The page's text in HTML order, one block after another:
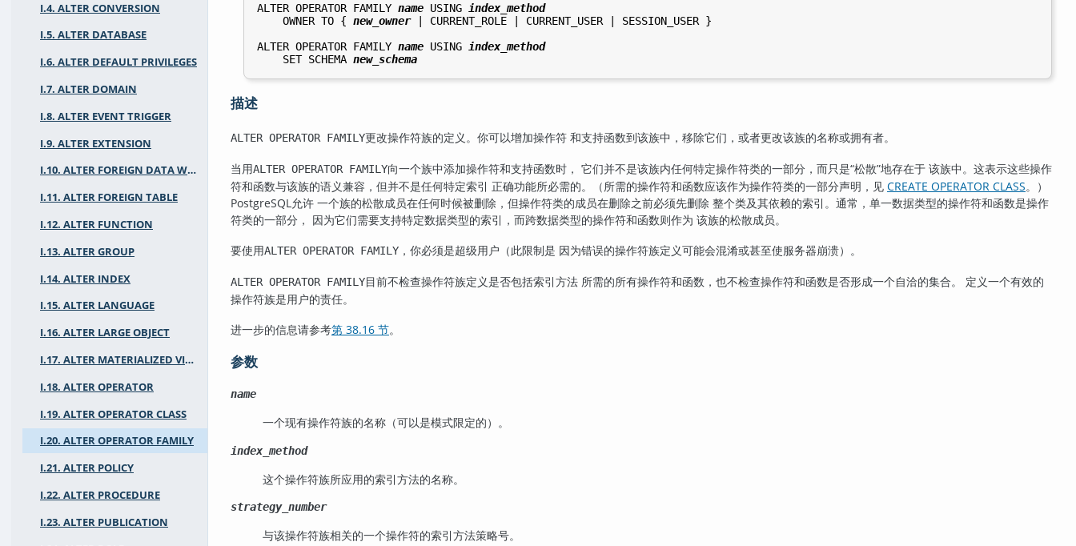
I.4. ALTER CONVERSION
I.5. ALTER DATABASE
I.6. ALTER DEFAULT PRIVILEGES
I.7. ALTER DOMAIN
I.8. ALTER EVENT TRIGGER
I.9. ALTER EXTENSION
I.10. ALTER FOREIGN DATA WRAPPER
I.11. ALTER FOREIGN TABLE
I.12. ALTER FUNCTION
I.13. ALTER GROUP
I.14. ALTER INDEX
I.15. ALTER LANGUAGE
I.16. ALTER LARGE OBJECT
I.17. ALTER MATERIALIZED VIEW
I.18. ALTER OPERATOR
I.19. ALTER OPERATOR CLASS
I.20. ALTER OPERATOR FAMILY
I.21. ALTER POLICY
I.22. ALTER PROCEDURE
I.23. ALTER PUBLICATION
ALTER OPERATOR FAMILY name USING
index_method
    OWNER TO {
new_owner | CURRENT_ROLE | CURRENT_USER | SESSION_USER }
ALTER OPERATOR FAMILY name USING
index_method
    SET SCHEMA
new_schema
描述
ALTER OPERATOR FAMILY更改操作符族的定义。你可以增加操作符 和支持函数到该族中，移除它们，或者更改该族的名称或拥有者。
当用ALTER OPERATOR FAMILY向一个族中添加操作符和支持函数时， 它们并不是该族内任何特定操作符类的一部分，而只是“松散”地存在于 该族中。这表示这些操作
符和函数与该族的语义兼容，但并不是任何特定索引 正确功能所必需的。（所需的操作符和函数应该作为操作符类的一部分声明，见 CREATE OPERATOR CLASS。）
PostgreSQL允许 一个族的松散成员在任何时候被删除，但操作符类的成员在删除之前必须先删除 整个类及其依赖的索引。通常，单一数据类型的操作符和函数是操作
符类的一部分， 因为它们需要支持特定数据类型的索引，而跨数据类型的操作符和函数则作为 该族的松散成员。
要使用ALTER OPERATOR FAMILY ，你必须是超级用户（此限制是 因为错误的操作符族定义可能会混淆或甚至使服务器崩溃）。
ALTER OPERATOR FAMILY目前不检查操作符族定义是否包括索引方法 所需的所有操作符和函数，也不检查操作符和函数是否形成一个自洽的集合。 定义一个有效的
操作符族是用户的责任。
进一步的信息请参考第 38.16 节。
参数
name
一个现有操作符族的名称（可以是模式限定的）。
index_method
这个操作符族所应用的索引方法的名称。
strategy_number
与该操作符族相关的一个操作符的索引方法策略号。